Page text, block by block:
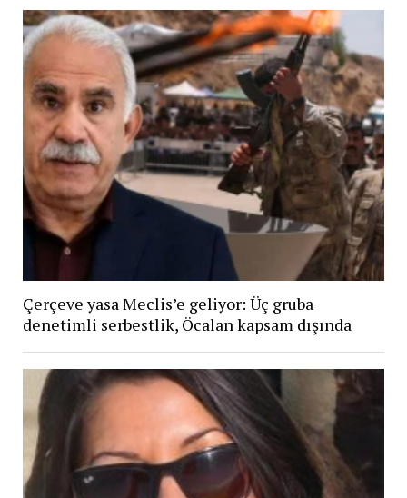
Çerçeve yasa Meclis’e geliyor: Üç gruba
denetimli serbestlik, Öcalan kapsam dışında